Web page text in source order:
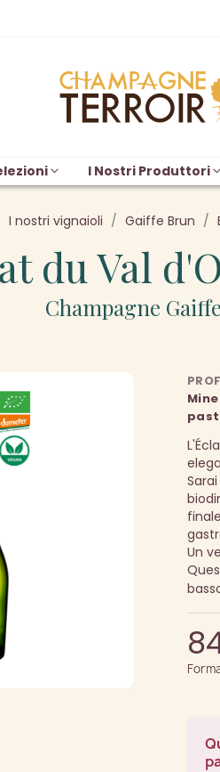
I Nostri Produttori
I nostri vignaioli Gaiffe Brun
du Val
Champagne
Un